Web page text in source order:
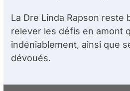
La Dre Linda Rapson reste
relever les défis en amont
indéniablement, ainsi que
dévoués.